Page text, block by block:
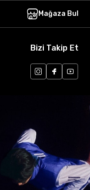
Mağaza Bul
Bizi Takip Et